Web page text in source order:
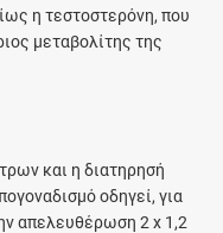
η τεστοστερόνη, που
μεταβολίτης της
και η διατηρησή
οδηγεί, για
απελευθέρωση 2 x 1,2